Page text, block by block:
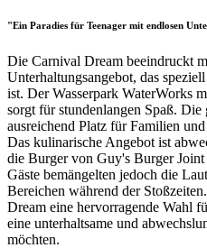
"Ein Paradies für Teenager mit endlosen
Die Carnival Dream beeindruckt
Unterhaltungsangebot, das
ist. Der Wasserpark WaterWorks
sorgt für stundenlangen Spaß.
ausreichend Platz für Familien
Das kulinarische Angebot ist
die Burger von Guy's Burger
Gäste bemängelten jedoch die
Bereichen während der
Dream eine hervorragende Wahl
eine unterhaltsame und
möchten.